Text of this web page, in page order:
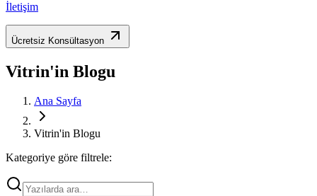
İletişim
Ücretsiz Konsültasyon
Vitrin'in Blogu
Ana Sayfa
Vitrin'in Blogu
Kategoriye göre filtrele: